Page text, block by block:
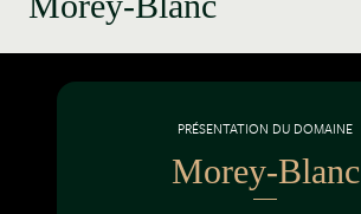
PRÉSENTATION DU DOMAINE
Morey-Blanc